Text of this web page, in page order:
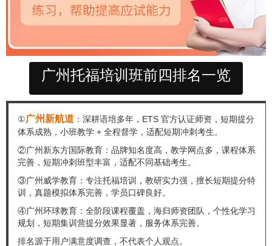
广州托福培训班前四排名一览
①广州新航道 ：深耕语培多年，ETS 官方认证师资，短期提分
体系成熟，小班教学 + 全程督学，适配短期冲刺考生。
②广州新东方国际教育：品牌知名度高，教学网点多，课程体系
完善，短期冲刺班型丰富，适配不同基础考生。
③广州威学教育：专注托福培训，教研实力强，擅长短期提分特
训，真题模拟体系完善，学员口碑良好。
④广州环球教育：全阶段课程覆盖，海归师资团队，个性化学习
规划，短期集训营提分效果显著，服务体系完善。
排名源于用户满意度调查，不代表个人观点。